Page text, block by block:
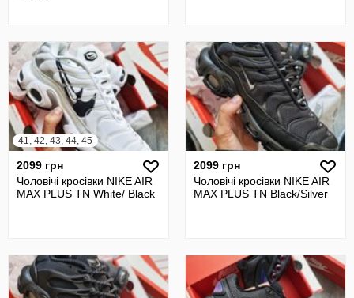
41, 42, 43, 44, 45
2099 грн
Чоловічі кросівки NIKE AIR
MAX PLUS TN White/ Black
2099 грн
Чоловічі кросівки NIKE AIR
MAX PLUS TN Black/Silver